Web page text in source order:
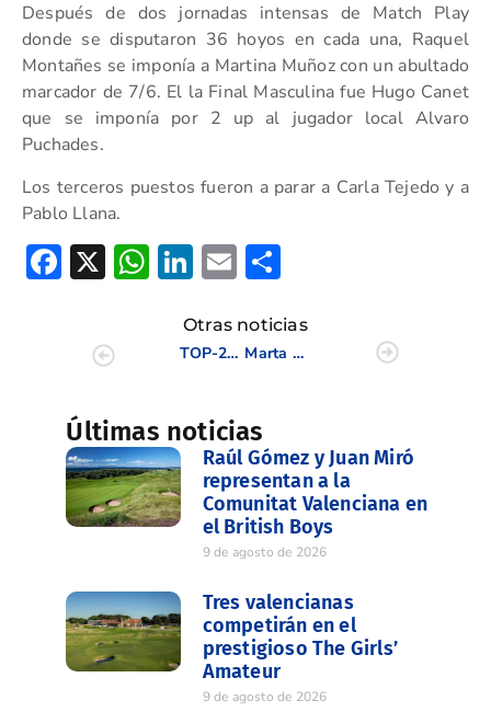
Después de dos jornadas intensas de Match Play
donde se disputaron 36 hoyos en cada una, Raquel
Montañes se imponía a Martina Muñoz con un abultado
marcador de 7/6. El la Final Masculina fue Hugo Canet
que se imponía por 2 up al jugador local Alvaro
Puchades.
Los terceros puestos fueron a parar a Carla Tejedo y a
Pablo Llana.
Facebook
X WhatsApp
LinkedIn
Email
Otras noticias
TOP-20 de Alejandro Cañizares en el Campeonato Absoluto de Castilla la Mancha
Marta Perez y Natalia Escuriola mejores valencianas en la 1ª jornada del Campeonato de España
Últimas noticias
Raúl Gómez y Juan Miró
representan a la
Comunitat Valenciana en
el British Boys
9 de agosto de 2026
Tres valencianas
competirán en el
prestigioso The Girls’
Amateur
9 de agosto de 2026